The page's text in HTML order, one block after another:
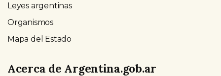
Leyes argentinas
Organismos
Mapa del Estado
Acerca de Argentina.gob.ar